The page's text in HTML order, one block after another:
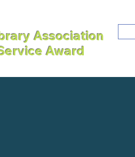
Association
Award